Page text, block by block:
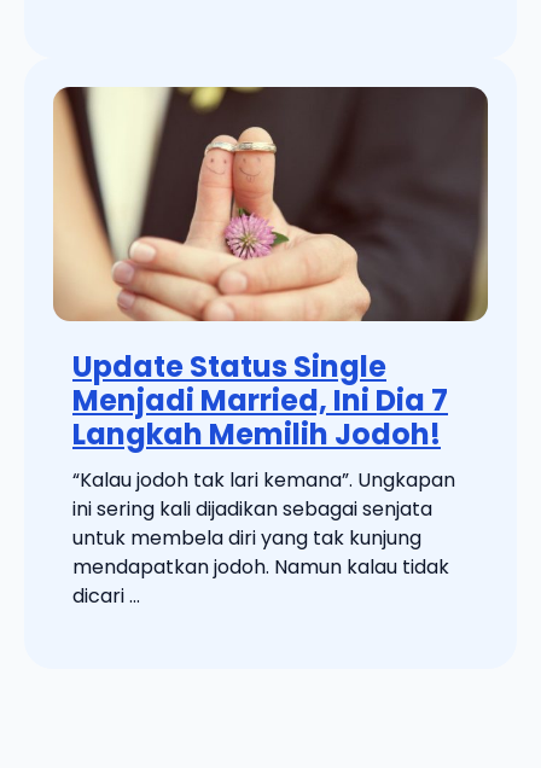
Update Status Single
Menjadi Married, Ini Dia 7
Langkah Memilih Jodoh!
“Kalau jodoh tak lari kemana”. Ungkapan
ini sering kali dijadikan sebagai senjata
untuk membela diri yang tak kunjung
mendapatkan jodoh. Namun kalau tidak
dicari ...